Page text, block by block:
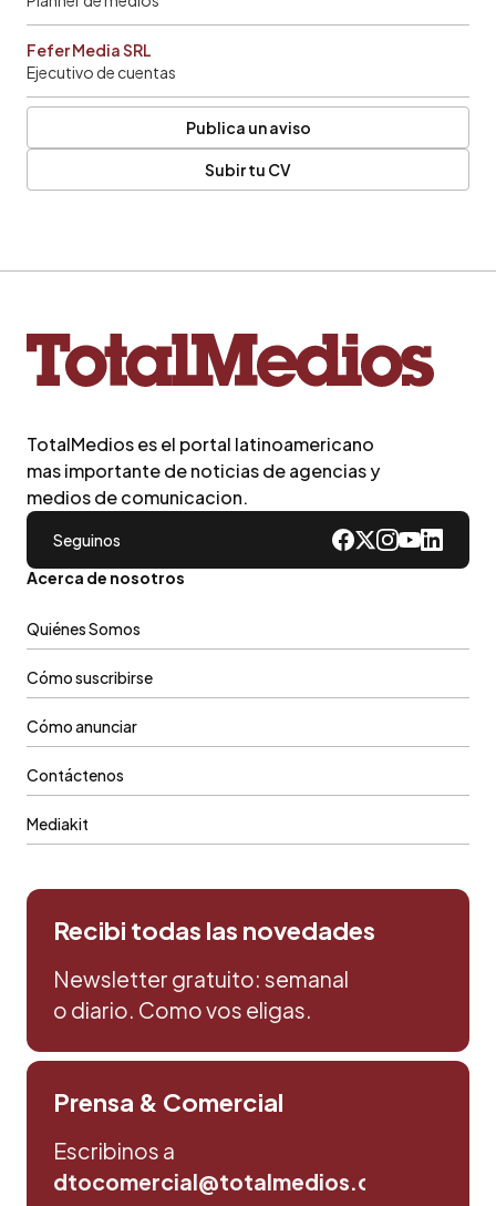
Fefer Media SRL
Ejecutivo de cuentas
Publica un aviso
Subir tu CV
TotalMedios es el portal latinoamericano
mas importante de noticias de agencias y
medios de comunicacion.
Seguinos
Acerca de nosotros
Quiénes Somos
Cómo suscribirse
Cómo anunciar
Contáctenos
Mediakit
Recibi todas las novedades
Newsletter gratuito: semanal
o diario. Como vos eligas.
Prensa & Comercial
Escribinos a
dtocomercial@totalmedios.com